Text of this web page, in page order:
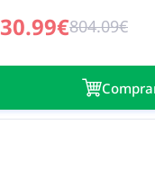
804.09€